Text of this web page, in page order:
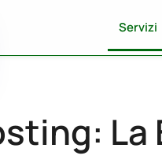
Servizi
La